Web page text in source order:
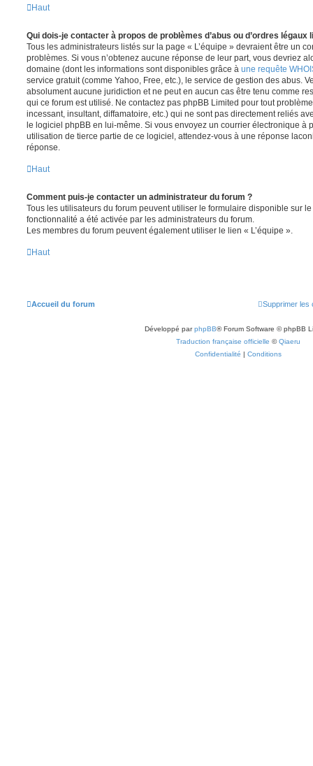
Haut
Qui dois-je contacter à propos de problèmes d’abus ou d’ordres légaux
Tous les administrateurs listés sur la page « L’équipe » devraient être un
problèmes. Si vous n’obtenez aucune réponse de leur part, vous devriez
domaine (dont les informations sont disponibles grâce à une requête
service gratuit (comme Yahoo, Free, etc.), le service de gestion des abus.
absolument aucune juridiction et ne peut en aucun cas être tenu comme
qui ce forum est utilisé. Ne contactez pas phpBB Limited pour tout
incessant, insultant, diffamatoire, etc.) qui ne sont pas directement reliés
le logiciel phpBB en lui-même. Si vous envoyez un courrier électronique à
utilisation de tierce partie de ce logiciel, attendez-vous à une réponse
réponse.
Haut
Comment puis-je contacter un administrateur du forum ?
Tous les utilisateurs du forum peuvent utiliser le formulaire disponible sur
fonctionnalité a été activée par les administrateurs du forum.
Les membres du forum peuvent également utiliser le lien « L’équipe ».
Haut
Accueil du forum Supprimer les
Développé parphpBB® Forum Software © phpBB
Traduction française officielle ©Qiaeru
Confidentialité | Conditions